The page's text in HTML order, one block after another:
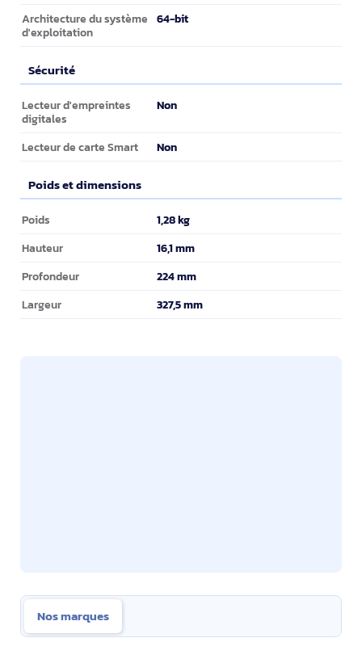
Architecture du système
d'exploitation
64-bit
Sécurité
Sécurité
Lecteur d'empreintes
digitales
Non
Lecteur de carte Smart Non
Poids et dimensions
Poids et dimensions
Poids 1,28 kg
Hauteur 16,1 mm
Profondeur 224 mm
Largeur 327,5 mm
Nos marques